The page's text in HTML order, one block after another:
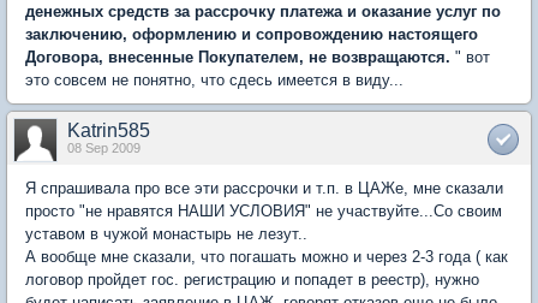
денежных средств за рассрочку платежа и оказание услуг по
заключению, оформлению и сопровождению настоящего
Договора, внесенные Покупателем, не возвращаются. " вот
это совсем не понятно, что сдесь имеется в виду...
Katrin585
08 Sep 2009
Я спрашивала про все эти рассрочки и т.п. в ЦАЖе, мне сказали
просто "не нравятся НАШИ УСЛОВИЯ" не участвуйте...Со своим
уставом в чужой монастырь не лезут..
А вообще мне сказали, что погашать можно и через 2-3 года ( как
логовор пройдет гос. регистрацию и попадет в реестр), нужно